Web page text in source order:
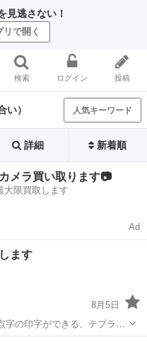
見逃さない！
リで開く
検索 ログイン 投稿
） 人気キーワード
詳細 新着順
メラ買い取ります📷
大限買取します
Ad
ます
8月5日
かった父のために購入したの